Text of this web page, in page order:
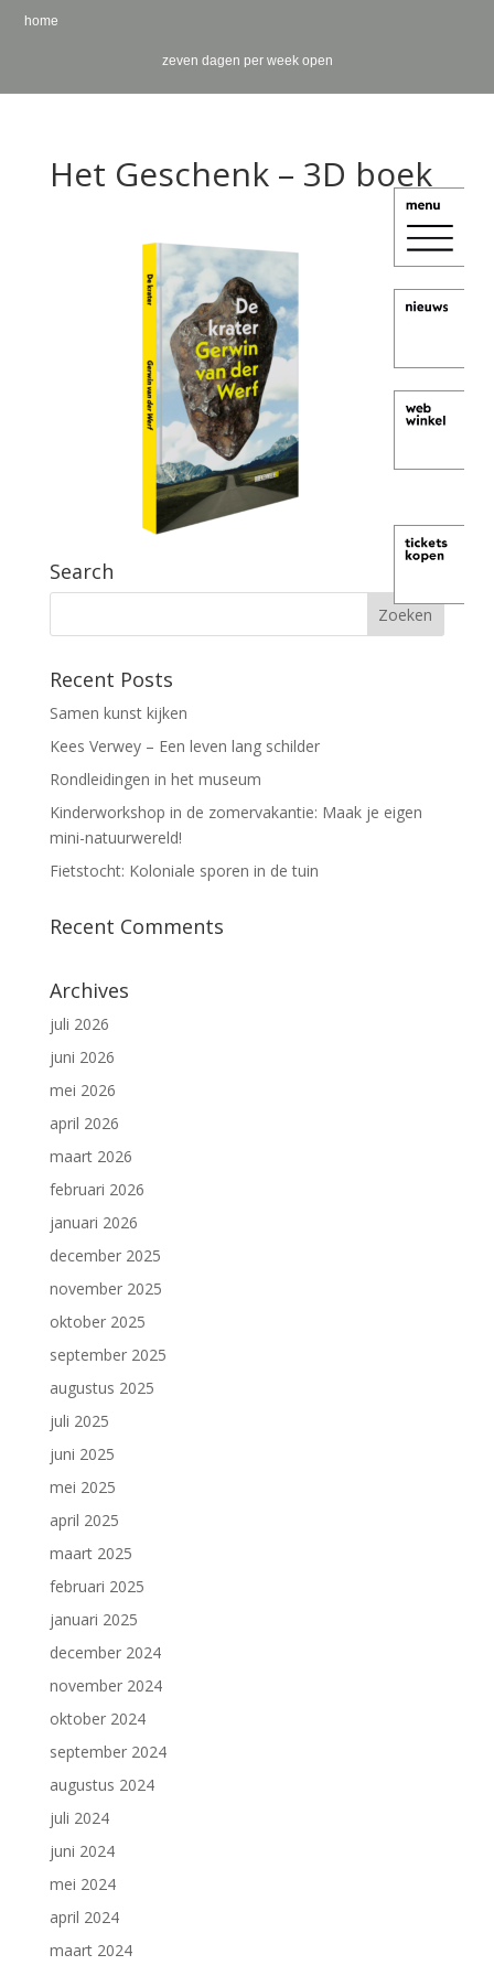
home
zeven dagen per week open
Het Geschenk – 3D boek
Search
Recent Posts
Samen kunst kijken
Kees Verwey – Een leven lang schilder
Rondleidingen in het museum
Kinderworkshop in de zomervakantie: Maak je eigen
mini-natuurwereld!
Fietstocht: Koloniale sporen in de tuin
Recent Comments
Archives
juli 2026
juni 2026
mei 2026
april 2026
maart 2026
februari 2026
januari 2026
december 2025
november 2025
oktober 2025
september 2025
augustus 2025
juli 2025
juni 2025
mei 2025
april 2025
maart 2025
februari 2025
januari 2025
december 2024
november 2024
oktober 2024
september 2024
augustus 2024
juli 2024
juni 2024
mei 2024
april 2024
maart 2024